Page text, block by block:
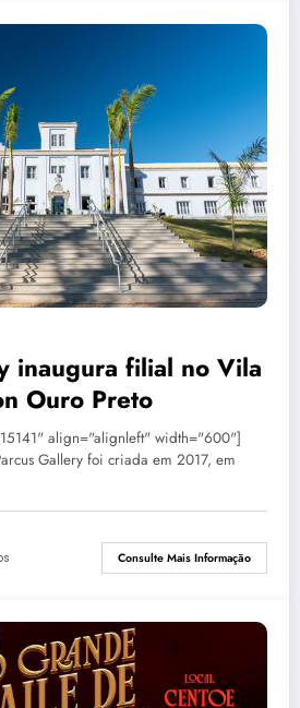
inaugura filial no Vila
Ouro Preto
align="alignleft" width="600"]
Gallery foi criada em 2017, em
Consulte Mais Informação